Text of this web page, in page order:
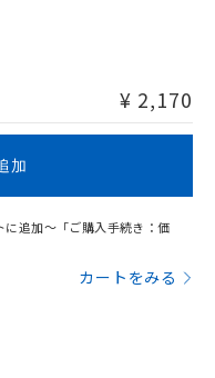
があります。
¥ 2,170
加
追加～「ご購入手続き：価
カートをみる